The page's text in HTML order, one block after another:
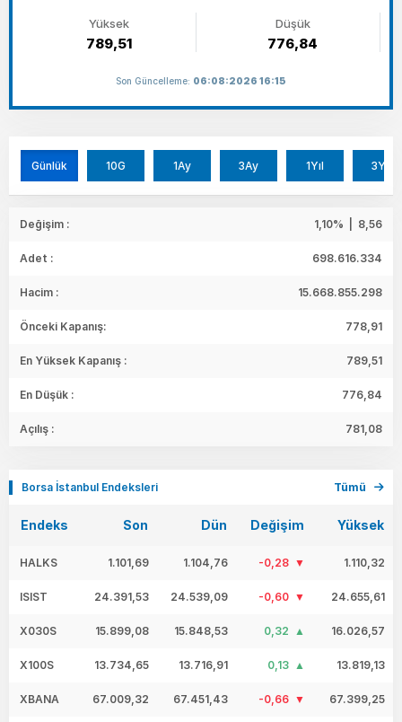
Yüksek
789,51
Düşük
776,84
Son Güncelleme: 06:08:2026 16:15
Günlük 10G 1Ay 3Ay 1Yıl 3Yıl
Değişim : 1,10% | 8,56
Adet : 698.616.334
Hacim : 15.668.855.298
Önceki Kapanış: 778,91
En Yüksek Kapanış : 789,51
En Düşük : 776,84
Açılış : 781,08
Borsa İstanbul Endeksleri Tümü
Endeks Son Dün Değişim Yüksek
HALKS 1.101,69 1.104,76 -0,28 1.110,32
ISIST 24.391,53 24.539,09 -0,60 24.655,61
X030S 15.899,08 15.848,53 0,32 16.026,57
X100S 13.734,65 13.716,91 0,13 13.819,13
XBANA 67.009,32 67.451,43 -0,66 67.399,25